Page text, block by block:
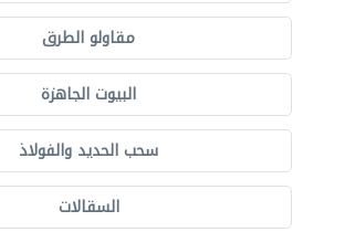
مقاولو الطرق
البيوت الجاهزة
سحب الحديد والفولاذ
السقالات